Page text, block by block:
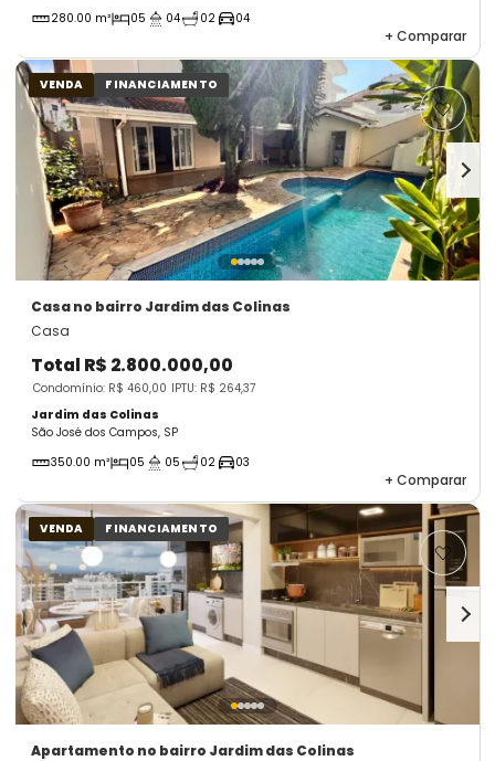
280.00 m²
05 04 02 04
+ Comparar
VENDA FINANCIAMENTO
Casano bairro Jardim das Colinas
Casa
Total R$ 2.800.000,00
Condomínio: R$ 460,00 IPTU: R$ 264,37
Jardim das Colinas
São José dos Campos, SP
350.00 m²
05 05 02 03
+ Comparar
VENDA FINANCIAMENTO
Apartamento no bairro Jardim das Colinas